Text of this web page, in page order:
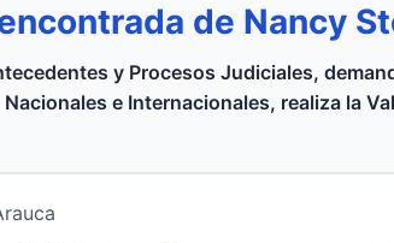
de Nancy
y Procesos Judiciales,
Nacionales e Internacionales, realiza la